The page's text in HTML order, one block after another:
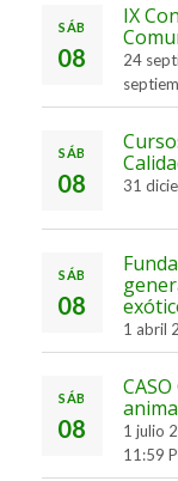
SÁB
08
IX
24
SÁB
08 31
SÁB
08
1 abril
SÁB
08 1 julio
11:59